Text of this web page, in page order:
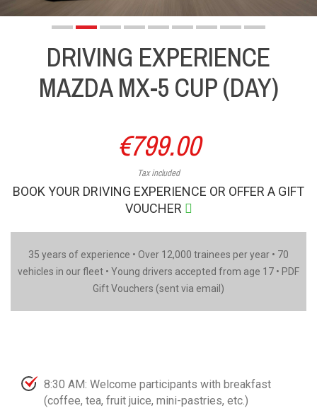
DRIVING EXPERIENCE
MAZDA MX-5 CUP (DAY)
€799.00
Tax included
BOOK YOUR DRIVING EXPERIENCE OR OFFER A GIFT
VOUCHER
35 years of experience • Over 12,000 trainees per year • 70
vehicles in our fleet • Young drivers accepted from age 17 • PDF
Gift Vouchers (sent via email)
8:30 AM: Welcome participants with breakfast
(coffee, tea, fruit juice, mini-pastries, etc.)